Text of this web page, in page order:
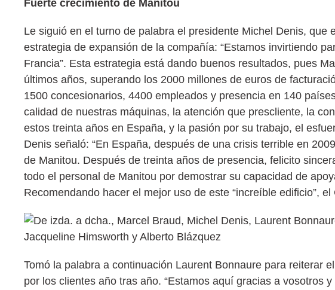
Fuerte crecimiento de Manitou
Le siguió en el turno de palabra el presidente Michel Denis,
estrategia de expansión de la compañía: “Estamos invirtiendo
Francia”. Esta estrategia está dando buenos resultados, pues
últimos años, superando los 2000 millones de euros de
1500 concesionarios, 4400 empleados y presencia en 140
calidad de nuestras máquinas, la atención que prescliente, la
estos treinta años en España, y la pasión por su trabajo, el
Denis señaló: “En España, después de una crisis terrible en
de Manitou. Después de treinta años de presencia, felicito
todo el personal de Manitou por demostrar su capacidad de
Recomendando hacer el mejor uso de este “increíble edificio”,
Tomó la palabra a continuación Laurent Bonnaure para reiterar
por los clientes año tras año. “Estamos aquí gracias a vosotros